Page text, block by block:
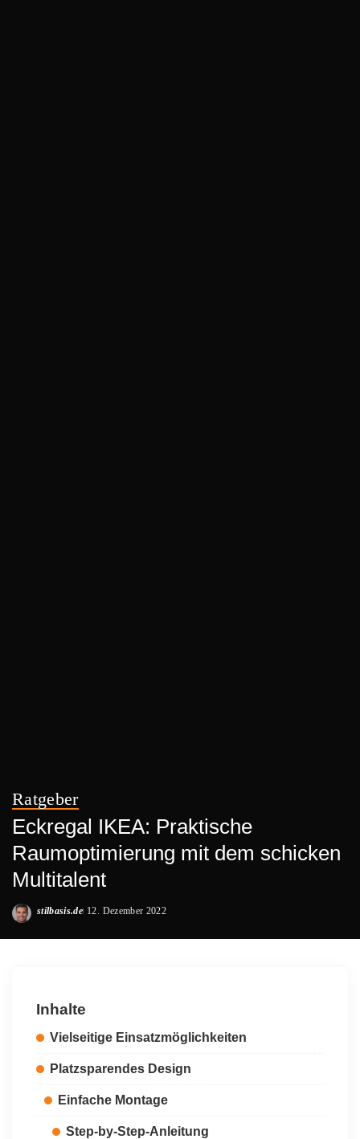
Ratgeber
Eckregal IKEA: Praktische
Raumoptimierung mit dem schicken
Multitalent
Posted
stilbasis.de 12. Dezember 2022
Inhalte
Vielseitige Einsatzmöglichkeiten
Platzsparendes Design
Einfache Montage
Step-by-Step-Anleitung